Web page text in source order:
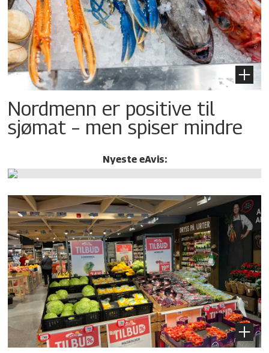
Nordmenn er positive til
sjømat – men spiser mindre
Nyeste eAvis: